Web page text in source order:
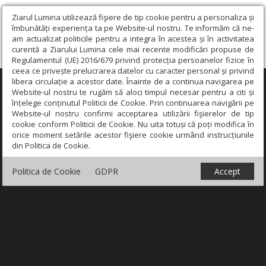
Ziarul Lumina utilizează fişiere de tip cookie pentru a personaliza și
îmbunătăți experiența ta pe Website-ul nostru. Te informăm că ne-
am actualizat politicile pentru a integra în acestea și în activitatea
curentă a Ziarului Lumina cele mai recente modificări propuse de
Regulamentul (UE) 2016/679 privind protecția persoanelor fizice în
ceea ce privește prelucrarea datelor cu caracter personal și privind
libera circulație a acestor date. Înainte de a continua navigarea pe
Website-ul nostru te rugăm să aloci timpul necesar pentru a citi și
înțelege conținutul Politicii de Cookie. Prin continuarea navigării pe
Website-ul nostru confirmi acceptarea utilizării fişierelor de tip
cookie conform Politicii de Cookie. Nu uita totuși că poți modifica în
orice moment setările acestor fişiere cookie urmând instrucțiunile
din Politica de Cookie.
Politica de Cookie GDPR Accept
×